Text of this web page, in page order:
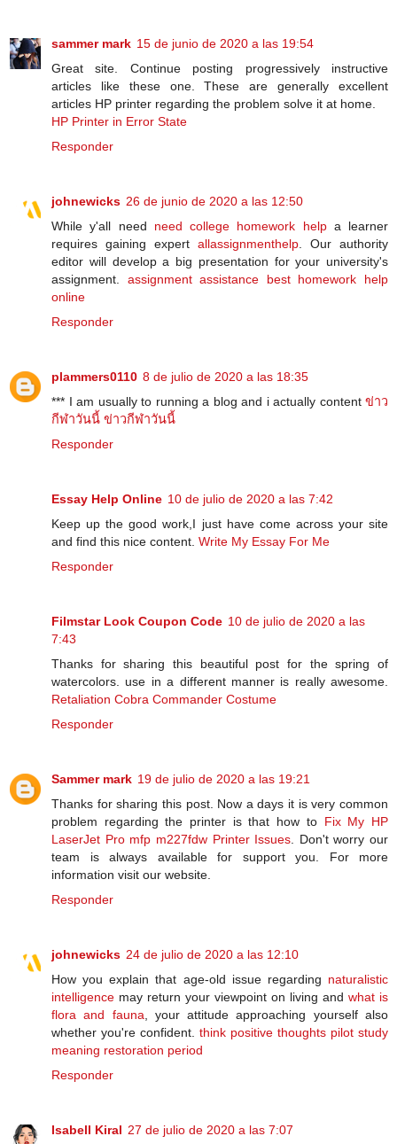
sammer mark 15 de junio de 2020 a las 19:54
Great site. Continue posting progressively instructive
articles like these one. These are generally excellent
articles HP printer regarding the problem solve it at home.
HP Printer in Error State
Responder
johnewicks 26 de junio de 2020 a las 12:50
While y'all need need college homework helpa learner
requires gaining expert allassignmenthelp . Our authority
editor will develop a big presentation for your university's
assignment. assignment assistance
best homework help
online
Responder
plammers0110 8 de julio de 2020 a las 18:35
*** I am usually to running a blog and i actually content ข่าว
กีฬาวันนี้ ข่าวกีฬาวันนี้
Responder
Essay Help Online 10 de julio de 2020 a las 7:42
Keep up the good work,I just have come across your site
and find this nice content. Write My Essay For Me
Responder
Filmstar Look Coupon Code 10 de julio de 2020 a las
7:43
Thanks for sharing this beautiful post for the spring of
watercolors. use in a different manner is really awesome.
Retaliation Cobra Commander Costume
Responder
Sammer mark 19 de julio de 2020 a las 19:21
Thanks for sharing this post. Now a days it is very common
problem regarding the printer is that how to Fix My HP
LaserJet Pro mfp m227fdw Printer Issues . Don't worry our
team is always available for support you. For more
information visit our website.
Responder
johnewicks 24 de julio de 2020 a las 12:10
How you explain that age-old issue regarding naturalistic
intelligence may return your viewpoint on living and what is
flora and fauna , your attitude approaching yourself also
whether you're confident. think positive thoughts pilot study
meaning restoration period
Responder
Isabell Kiral 27 de julio de 2020 a las 7:07